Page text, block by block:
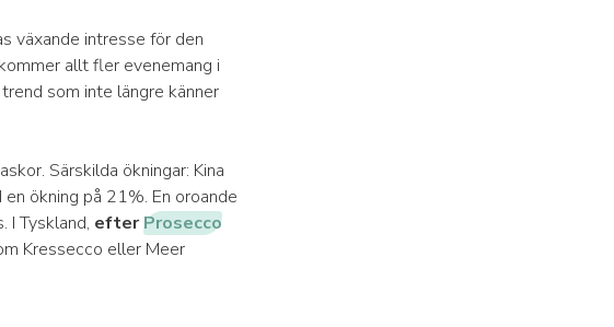
växande intresse för den
allt fler evenemang i
som inte längre känner
Särskilda ökningar: Kina
ökning på 21%. En oroande
I Tyskland, efterProsecco
Kressecco eller Meer